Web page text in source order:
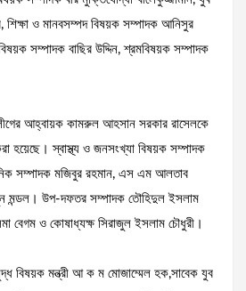
শিক্ষা ও মানবসম্পদ বিষয়ক সম্পাদক আনিসুর
সম্পাদক বাছির উদ্দিন, শ্রমবিষয়ক সম্পাদক
আহ্বায়ক কামরুল আহসান সরকার রাসেলকে
হয়েছে। স্বাস্থ্য ও জনসংখ্যা বিষয়ক সম্পাদক
সম্পাদক মজিবুর রহমান, এস এম আলতাব
মন্ডল। উপ-দফতর সম্পাদক তৌহিদুল ইসলাম
বেগম ও কোষাধ্যক্ষ সিরাজুল ইসলাম চৌধুরী।
বিষয়ক মন্ত্রী আ ক ম মোজাম্মেল হক,সাবেক যুব